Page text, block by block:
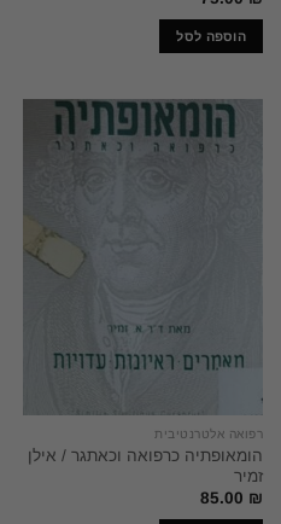
הוספה לסל
רפואה אלטרנטיבית
הומאופתיה כרפואה וכאתגר / אילן
זמיר
85.00 ₪